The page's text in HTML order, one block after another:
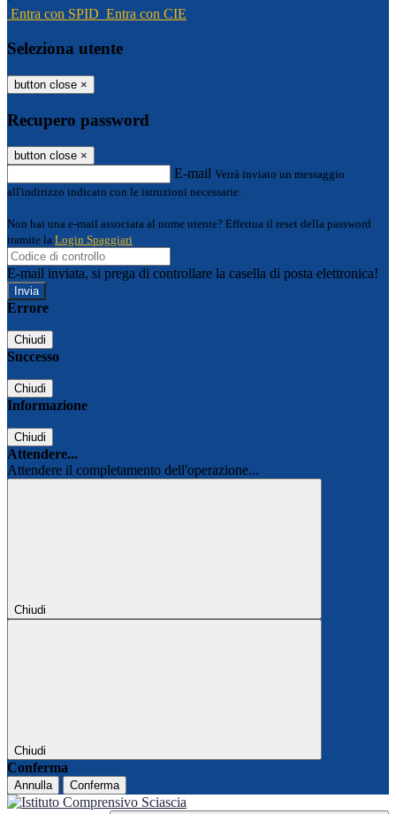
Entra con SPID Entra con CIE
Seleziona utente
button close ×
Recupero password
button close ×
E-mail Verrà inviato un messaggio
all'indirizzo indicato con le istruzioni necessarie.
Non hai una e-mail associata al nome utente? Effettua il reset della password
tramite la Login Spaggiari
E-mail inviata, si prega di controllare la casella di posta elettronica!
Errore
Chiudi
Successo
Chiudi
Informazione
Chiudi
Attendere...
Attendere il completamento dell'operazione...
Chiudi
Chiudi
Conferma
Annulla Conferma